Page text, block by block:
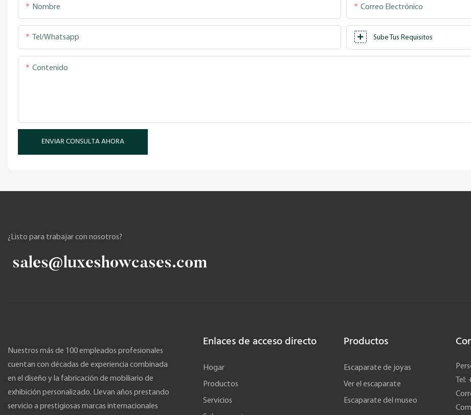
Nombre Correo Electrónico
Tel/whatsapp Sube Tus Requisitos
Contenido
ENVIAR CONSULTA AHORA
¿Listo para trabajar con nosotros?
sales@luxeshowcases.com
Nuestros más de 100 empleados profesionales
cuentan con décadas de experiencia combinada
en el diseño y la fabricación de mobiliario de
exhibición personalizado. Llevan años prestando
servicio a prestigiosas marcas internacionales
Enlaces de acceso directo
Hogar
Productos
Servicios
Productos
Escaparate de joyas
Ver el escaparate
Escaparate del museo